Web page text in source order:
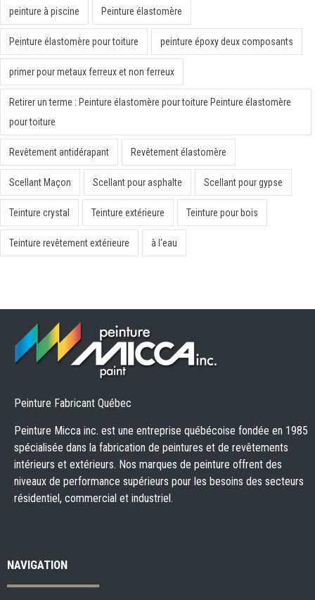
peinture à piscine Peinture élastomère
Peinture élastomère pour toiture peinture époxy deux composants
primer pour metaux ferreux et non ferreux
Retirer un terme : Peinture élastomère pour toiture Peinture élastomère
pour toiture
Revêtement antidérapant Revêtement élastomère
Scellant Maçon Scellant pour asphalte Scellant pour gypse
Teinture crystal Teinture extérieure Teinture pour bois
Teinture revêtement extérieure à l'eau
Peinture Fabricant Québec
Peinture Micca inc. est une entreprise québécoise fondée en 1985
spécialisée dans la fabrication de peintures et de revêtements
intérieurs et extérieurs. Nos marques de peinture offrent des
niveaux de performance supérieurs pour les besoins des secteurs
résidentiel, commercial et industriel.
NAVIGATION